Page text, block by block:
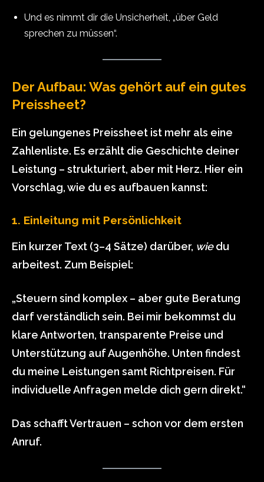
Und es nimmt dir die Unsicherheit, „über Geld
sprechen zu müssen“.
Der Aufbau: Was gehört auf ein gutes
Preissheet?
Ein gelungenes Preissheet ist mehr als eine
Zahlenliste. Es erzählt die Geschichte deiner
Leistung – strukturiert, aber mit Herz. Hier ein
Vorschlag, wie du es aufbauen kannst:
1. Einleitung mit Persönlichkeit
Ein kurzer Text (3–4 Sätze) darüber, wiedu
arbeitest. Zum Beispiel:
„Steuern sind komplex – aber gute Beratung
darf verständlich sein. Bei mir bekommst du
klare Antworten, transparente Preise und
Unterstützung auf Augenhöhe. Unten findest
du meine Leistungen samt Richtpreisen. Für
individuelle Anfragen melde dich gern direkt.“
Das schafft Vertrauen – schon vor dem ersten
Anruf.